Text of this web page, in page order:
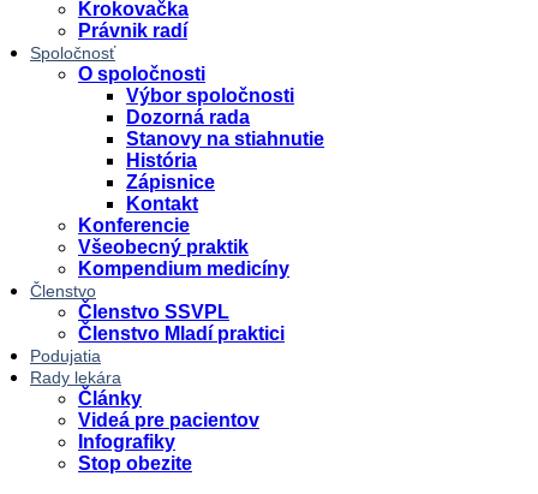
Krokovačka
Právnik radí
Spoločnosť
O spoločnosti
Výbor spoločnosti
Dozorná rada
Stanovy na stiahnutie
História
Zápisnice
Kontakt
Konferencie
Všeobecný praktik
Kompendium medicíny
Členstvo
Členstvo SSVPL
Členstvo Mladí praktici
Podujatia
Rady lekára
Články
Videá pre pacientov
Infografiky
Stop obezite